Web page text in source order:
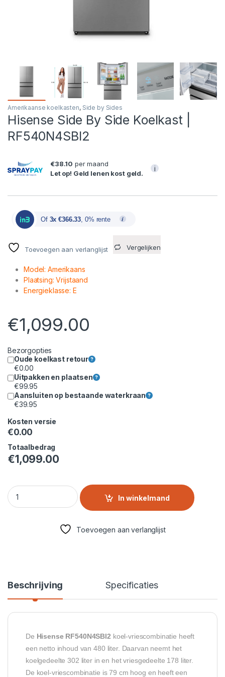
Amerikaanse koelkasten, Side by Sides
Hisense Side By Side Koelkast |
RF540N4SBI2
€38.10 per maand
Let op! Geld lenen kost geld.
i
Of 3x €366.33, 0% rente
Toevoegen aan verlanglijst Vergelijken
Model: Amerikaans
Plaatsing: Vrijstaand
Energieklasse: E
€1,099.00
Bezorgopties
Oude koelkast retour
€0.00
Uitpakken en plaatsen
€99.95
Aansluiten op bestaande waterkraan
€39.95
Kosten versie
€0.00
Totaalbedrag
€1,099.00
Hisense Side By Side Koelkast | RF540N4SBI2 quantity
In winkelmand
Toevoegen aan verlanglijst
Beschrijving Specificaties
De Hisense RF540N4SBI2 koel-vriescombinatie heeft
een netto inhoud van 480 liter. Daarvan neemt het
koelgedeelte 302 liter in en het vriesgedeelte 178 liter.
De koel-vriescombinatie is 79 cm hoog en heeft een